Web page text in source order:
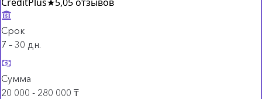
Срок
7 – 30 дн.
Сумма
20 000 - 280 000 ₸